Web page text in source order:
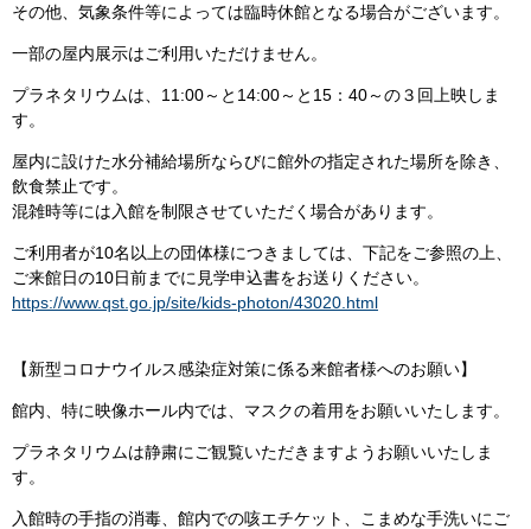
その他、気象条件等によっては臨時休館となる場合がございます。
一部の屋内展示はご利用いただけません。
プラネタリウムは、11:00～と14:00～と15：40～の３回上映しま
す。
屋内に設けた水分補給場所ならびに館外の指定された場所を除き、
飲食禁止です。
混雑時等には入館を制限させていただく場合があります。
ご利用者が10名以上の団体様につきましては、下記をご参照の上、
ご来館日の10日前までに見学申込書をお送りください。
https://www.qst.go.jp/site/kids-photon/43020.html
【新型コロナウイルス感染症対策に係る来館者様へのお願い】
館内、特に映像ホール内では、マスクの着用をお願いいたします。
プラネタリウムは静粛にご観覧いただきますようお願いいたしま
す。
入館時の手指の消毒、館内での咳エチケット、こまめな手洗いにご